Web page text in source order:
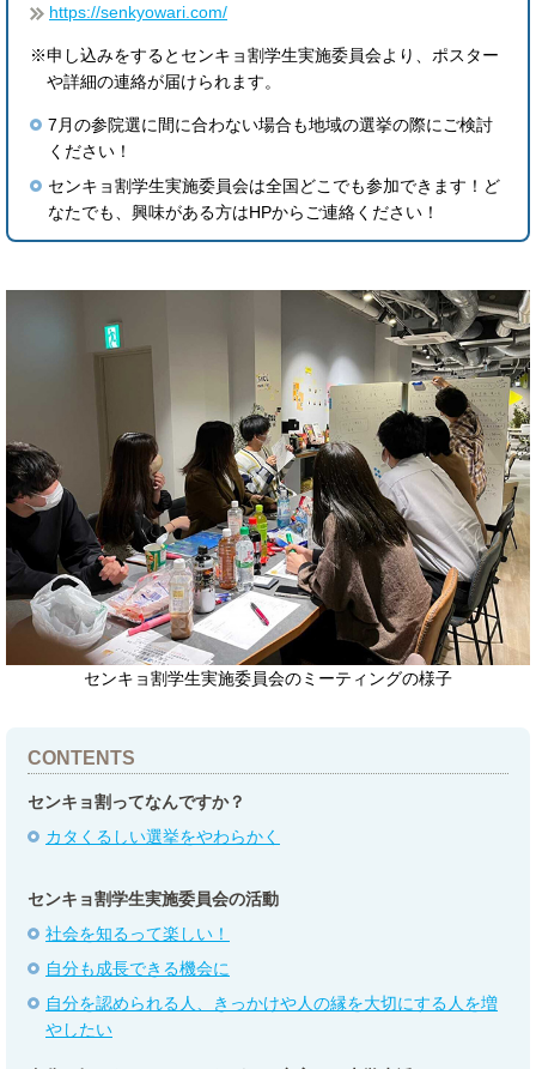
https://senkyowari.com/
※申し込みをするとセンキョ割学生実施委員会より、ポスター
や詳細の連絡が届けられます。
7月の参院選に間に合わない場合も地域の選挙の際にご検討
ください！
センキョ割学生実施委員会は全国どこでも参加できます！ど
なたでも、興味がある方はHPからご連絡ください！
センキョ割学生実施委員会のミーティングの様子
CONTENTS
センキョ割ってなんですか？
カタくるしい選挙をやわらかく
センキョ割学生実施委員会の活動
社会を知るって楽しい！
自分も成長できる機会に
自分を認められる人、きっかけや人の縁を大切にする人を増
やしたい